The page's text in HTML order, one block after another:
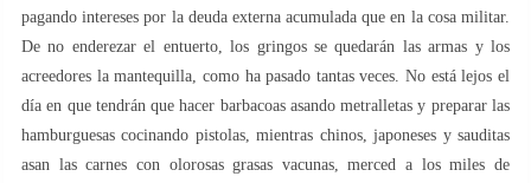
pagando intereses por la deuda externa acumulada que en la cosa militar.
De no enderezar el entuerto, los gringos se quedarán las armas y los
acreedores la mantequilla, como ha pasado tantas veces. No está lejos el
día en que tendrán que hacer barbacoas asando metralletas y preparar las
hamburguesas cocinando pistolas, mientras chinos, japoneses y sauditas
asan las carnes con olorosas grasas vacunas, merced a los miles de